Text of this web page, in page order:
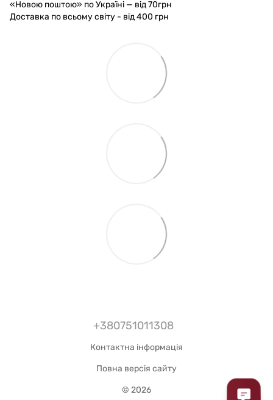
«Новою поштою» по Україні — від 70грн
Доставка по всьому світу - від 400 грн
+380751011308
Контактна інформація
Повна версія сайту
© 2026